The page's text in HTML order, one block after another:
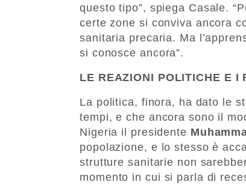
questo tipo”, spiega Casale.
certe zone si conviva ancora
sanitaria precaria. Ma
si conosce ancora”.
LE REAZIONI POLITICHE E I
La politica, finora, ha dato le
tempi, e che ancora sono il
Nigeria il presidente
popolazione, e lo stesso è
strutture sanitarie non
momento in cui si parla di